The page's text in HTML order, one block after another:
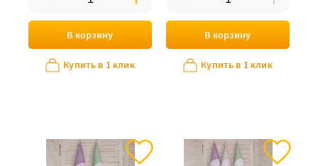
В корзину
Купить в 1 клик
В корзину
Купить в 1 клик